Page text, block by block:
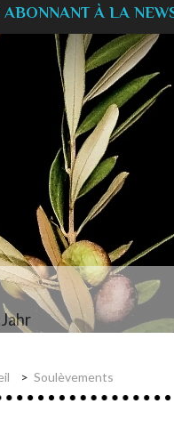
À LA
Soulèvements